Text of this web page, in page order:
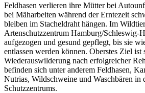
Feldhasen verlieren ihre Mütter bei
bei Mäharbeiten während der Erntezeit
bleiben im Stacheldraht hängen. Im
Artenschutzzentrum Hamburg/Schleswig-
aufgezogen und gesund gepflegt, bis sie
entlassen werden können. Oberstes Ziel ist
Wiederauswilderung nach erfolgreicher
befinden sich unter anderem Feldhasen,
Nutrias, Wildschweine und Waschbären in
Schutzzentrums.